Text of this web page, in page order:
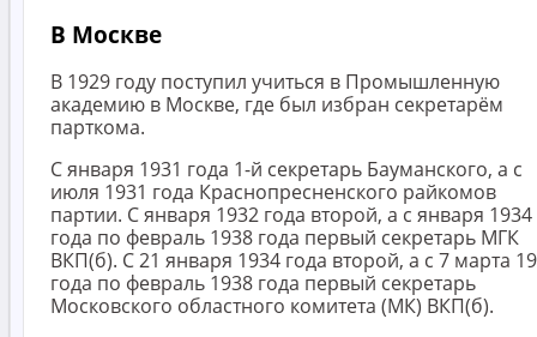
В Москве
В 1929 году поступил учиться в Промышленную
академию в Москве, где был избран секретарём
парткома.
С января 1931 года 1-й секретарь Бауманского, а с
июля 1931 года Краснопресненского райкомов
партии. С января 1932 года второй, а с января 1934
года по февраль 1938 года первый секретарь МГК
ВКП(б). C 21 января 1934 года второй, а с 7 марта
года по февраль 1938 года первый секретарь
Московского областного комитета (МК) ВКП(б).